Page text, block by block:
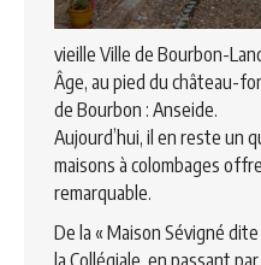
vieille Ville de Bourbon-
Âge, au pied du château-
de Bourbon : Anseide.
Aujourd’hui, il en reste un
maisons à colombages
remarquable.
De la « Maison Sévigné
la Collégiale, en passant